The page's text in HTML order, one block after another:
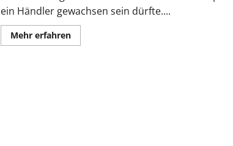
ein Händler gewachsen sein dürfte....
Mehr erfahrenMehr
Informationen